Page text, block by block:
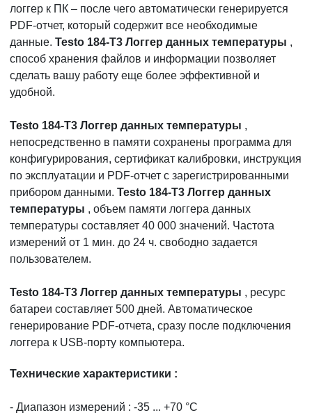
логгер к ПК – после чего автоматически генерируется
PDF-отчет, который содержит все необходимые
данные. Testo 184-T3 Логгер данных температуры ,
способ хранения файлов и информации позволяет
сделать вашу работу еще более эффективной и
удобной.
Testo 184-T3 Логгер данных температуры ,
непосредственно в памяти сохранены программа для
конфигурирования, сертификат калибровки, инструкция
по эксплуатации и PDF-отчет с зарегистрированными
прибором данными. Testo 184-T3 Логгер данных
температуры , объем памяти логгера данных
температуры составляет 40 000 значений. Частота
измерений от 1 мин. до 24 ч. свободно задается
пользователем.
Testo 184-T3 Логгер данных температуры , ресурс
батареи составляет 500 дней. Автоматическое
генерирование PDF-отчета, сразу после подключения
логгера к USB-порту компьютера.
Технические характеристики :
- Диапазон измерений : -35 ... +70 °C